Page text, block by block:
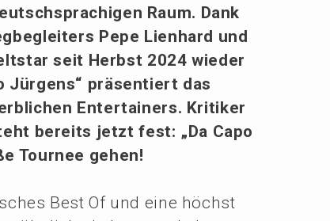
Raum. Dank
Pepe Lienhard und
seit Herbst 2024 wieder
Jürgens“ präsen­tiert das
Enter­tai­ners. Kriti­ker
bereits jetzt fest: „Da Capo
Tournee gehen!
Best Of und eine höchst